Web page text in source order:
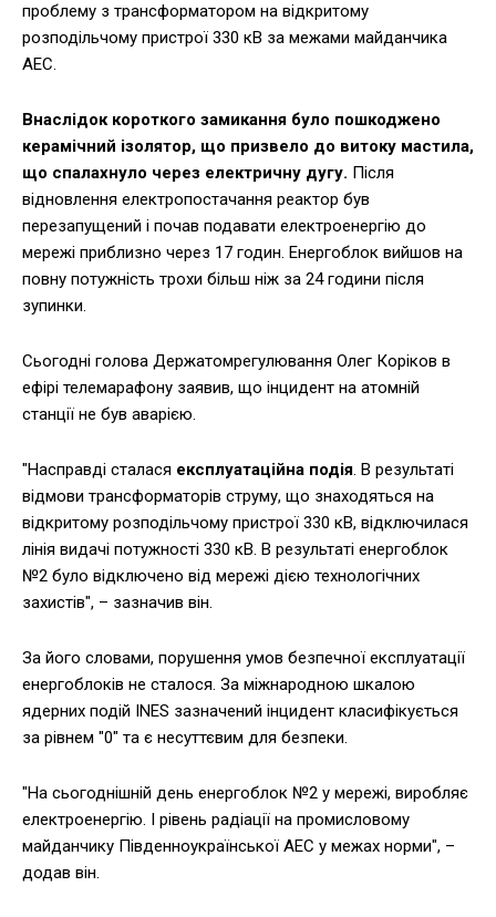
проблему з трансформатором на відкритому
розподільчому пристрої 330 кВ за межами майданчика
АЕС.
Внаслідок короткого замикання було пошкоджено
керамічний ізолятор, що призвело до витоку мастила,
що спалахнуло через електричну дугу. Після
відновлення електропостачання реактор був
перезапущений і почав подавати електроенергію до
мережі приблизно через 17 годин. Енергоблок вийшов на
повну потужність трохи більш ніж за 24 години після
зупинки.
Сьогодні голова Держатомрегулювання Олег Коріков в
ефірі телемарафону заявив, що інцидент на атомній
станції не був аварією.
"Насправді сталася експлуатаційна подія. В результаті
відмови трансформаторів струму, що знаходяться на
відкритому розподільчому пристрої 330 кВ, відключилася
лінія видачі потужності 330 кВ. В результаті енергоблок
№2 було відключено від мережі дією технологічних
захистів", – зазначив він.
За його словами, порушення умов безпечної експлуатації
енергоблоків не сталося. За міжнародною шкалою
ядерних подій INES зазначений інцидент класифікується
за рівнем "0" та є несуттєвим для безпеки.
"На сьогоднішній день енергоблок №2 у мережі, виробляє
електроенергію. І рівень радіації на промисловому
майданчику Південноукраїнської АЕС у межах норми", –
додав він.